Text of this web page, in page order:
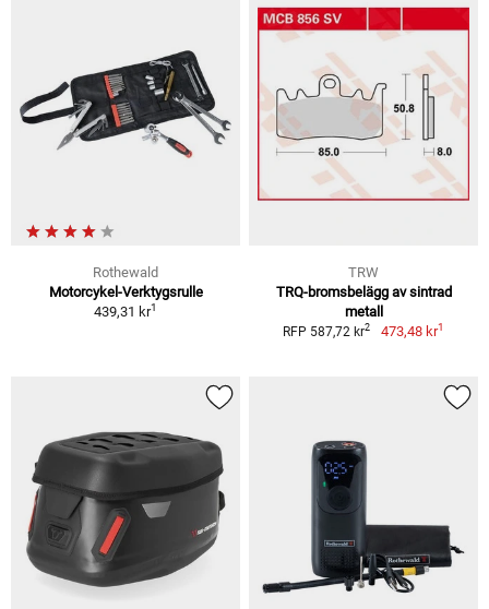
Rothewald
Motorcykel-Verktygsrulle
439,31 kr1
TRW
TRQ-bromsbelägg av sintrad
metall
RFP 587,72 kr2 473,48 kr1